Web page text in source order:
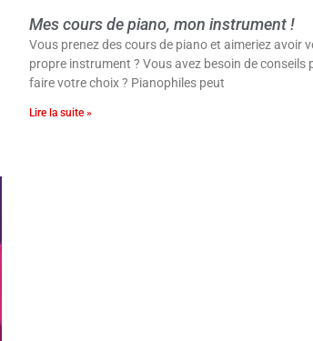
Mes cours de piano, mon instrument !
Vous prenez des cours de piano et aimeriez avoir
propre instrument ? Vous avez besoin de conseils
faire votre choix ? Pianophiles peut
Lire la suite »